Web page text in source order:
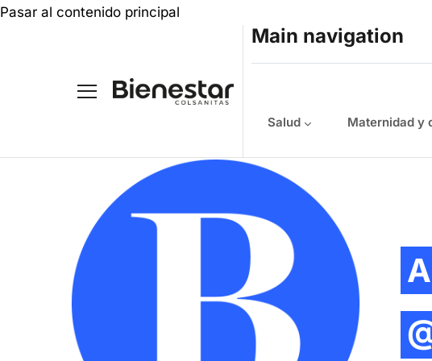
Pasar al contenido principal
Main navigation
Salud Maternidad y